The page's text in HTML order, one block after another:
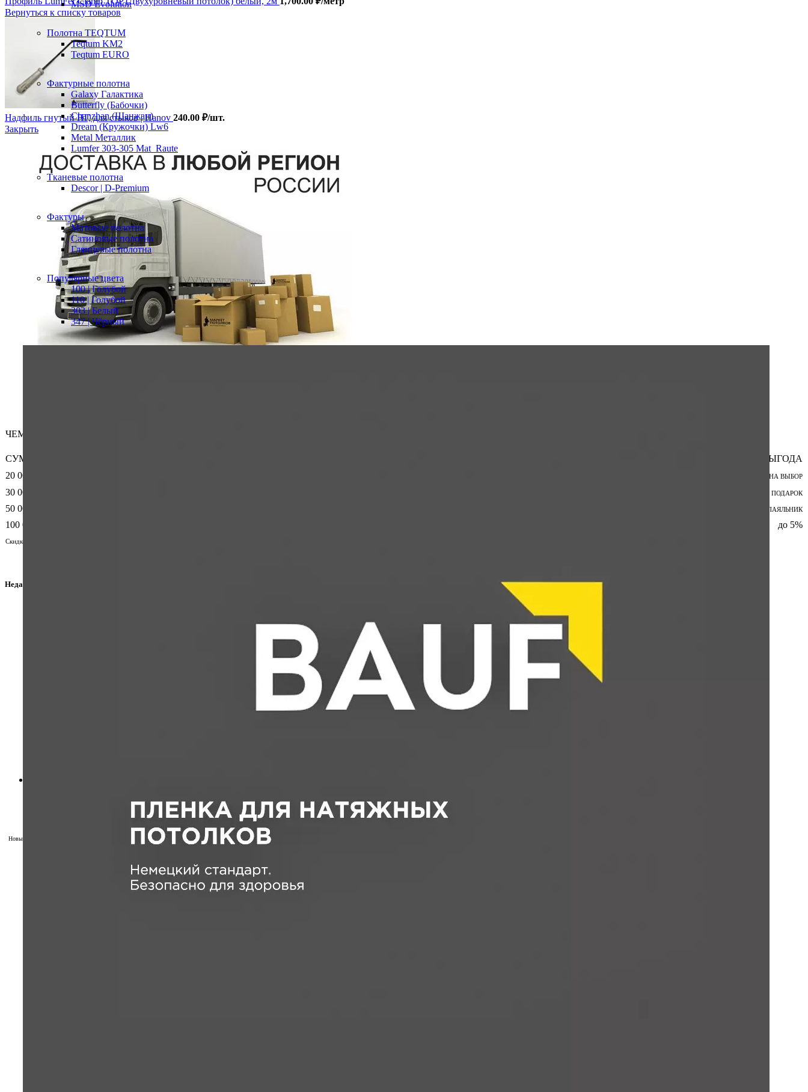
MSD Evolution
Полотна TEQTUM
Teqtum KM2
Teqtum EURO
Фактурные полотна
Galaxy Галактика
Butterfly (Бабочки)
Chanzhan (Шанжан)
Dream (Кружочки) Lw6
Metal Металлик
Lumfer 303-305 Mat_Raute
Тканевые полотна
Descor | D-Premium
Фактуры
Матовые полотна
Сатиновые полотна
Глянцевые полотна
Популярные цвета
100 | Голубой
110 | Голубой
303 | Белый
347 | Чёрный
Вернуться к списку товаров
Надфиль гнутый НГ, для стыков | Hanov 240.00 ₽/шт.
Закрыть
ЧЕМ БОЛЬШЕ — ТЕМ ВЫГОДНЕЕ!
СУММА ЗАКАЗА
ВЫГОДА
20 000
ПОДАРОК НА ВЫБОР
30 000 ШПАТЕЛЬ В ПОДАРОК
50 000 БЕСПРОВОДНОЙ ПАЯЛЬНИК
100 000 до 5%
Скидку выставляет менеджер индивидуально в счете, для получения подарка напишите об этом менеджеру компании.
Недавно просмотренные товары
Новый